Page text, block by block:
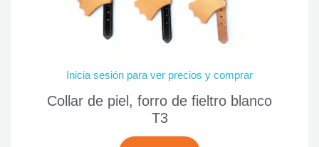
Inicia sesión para ver precios y comprar
Collar de piel, forro de fieltro blanco
T3